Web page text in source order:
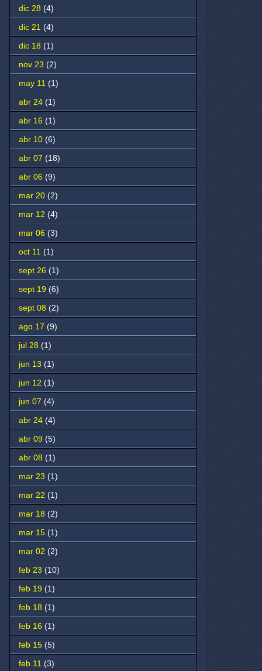
dic 28 (4)
dic 21 (4)
dic 18 (1)
nov 23 (2)
may 11 (1)
abr 24 (1)
abr 16 (1)
abr 10 (6)
abr 07 (18)
abr 06 (9)
mar 20 (2)
mar 12 (4)
mar 06 (3)
oct 11 (1)
sept 26 (1)
sept 19 (6)
sept 08 (2)
ago 17 (9)
jul 28 (1)
jun 13 (1)
jun 12 (1)
jun 07 (4)
abr 24 (4)
abr 09 (5)
abr 08 (1)
mar 23 (1)
mar 22 (1)
mar 18 (2)
mar 15 (1)
mar 02 (2)
feb 23 (10)
feb 19 (1)
feb 18 (1)
feb 16 (1)
feb 15 (5)
feb 11 (3)